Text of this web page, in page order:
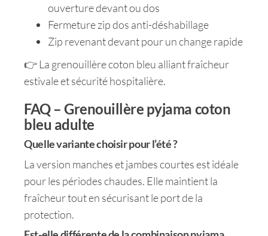
ouverture devant ou dos
Fermeture zip dos anti-déshabillage
Zip revenant devant pour un change rapide
👉 La grenouillère coton bleu alliant fraîcheur
estivale et sécurité hospitalière.
FAQ – Grenouillère pyjama coton
bleu adulte
Quelle variante choisir pour l’été ?
La version manches et jambes courtes est idéale
pour les périodes chaudes. Elle maintient la
fraîcheur tout en sécurisant le port de la
protection.